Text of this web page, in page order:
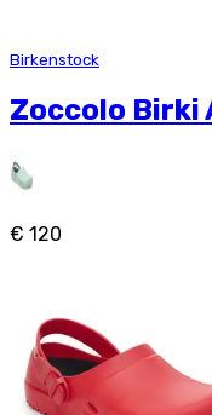
Birkenstock
Zoccolo Birki
€ 120